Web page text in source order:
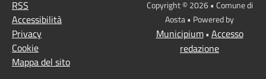
RSS
Accessibilità
Privacy
Cookie
Mappa del sito
Copyright © 2026 • Comune di
Aosta • Powered by
Municipium• Accesso
redazione